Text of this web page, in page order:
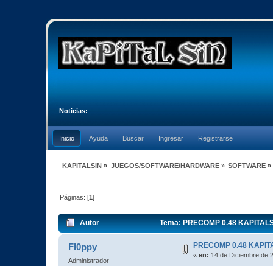
Noticias:
Inicio Ayuda Buscar Ingresar Registrarse
KAPITALSIN » JUEGOS/SOFTWARE/HARDWARE» SOFTWARE»
Páginas: [1]
Autor Tema: PRECOMP 0.48
Fl0ppy
Administrador
PRECOMP 0.48
« en: 14 de Diciembre de